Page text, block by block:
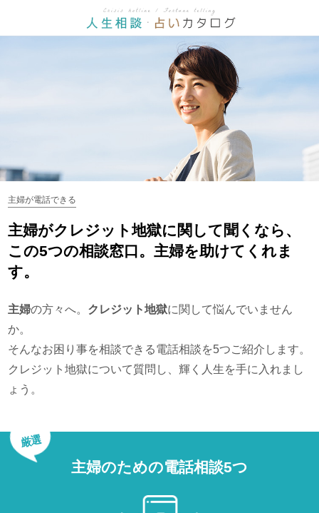
主婦が電話できる
主婦がクレジット地獄に関して聞くなら、
この5つの相談窓口。主婦を助けてくれま
す。
主婦の方々へ。 クレジット地獄に関して悩んでいません
か。
そんなお困り事を相談できる電話相談を5つご紹介します。
クレジット地獄について質問し、輝く人生を手に入れまし
ょう。
厳選
主婦のための電話相談5つ